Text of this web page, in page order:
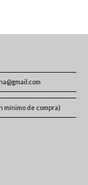
mínimo de compra)